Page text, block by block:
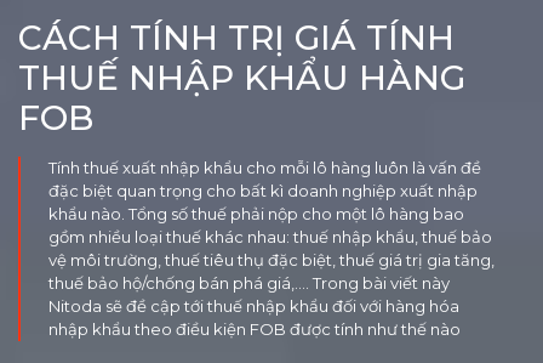
CÁCH TÍNH TRỊ GIÁ TÍNH
THUẾ NHẬP KHẨU HÀNG
FOB
Tính thuế xuất nhập khẩu cho mỗi lô hàng luôn là vấn đề
đặc biệt quan trọng cho bất kì doanh nghiệp xuất nhập
khẩu nào. Tổng số thuế phải nộp cho một lô hàng bao
gồm nhiều loại thuế khác nhau: thuế nhập khẩu, thuế bảo
vệ môi trường, thuế tiêu thụ đặc biệt, thuế giá trị gia tăng,
thuế bảo hộ/chống bán phá giá,…. Trong bài viết này
Nitoda sẽ đề cập tới thuế nhập khẩu đối với hàng hóa
nhập khẩu theo điều kiện FOB được tính như thế nào